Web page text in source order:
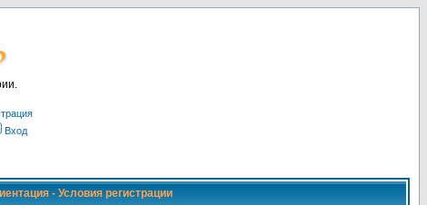
Вход
- Условия регистрации